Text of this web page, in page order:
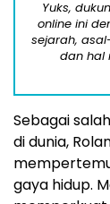
Yuks,
online ini
sejarah,
dan hal
Sebagai
di dunia,
gaya hidup.